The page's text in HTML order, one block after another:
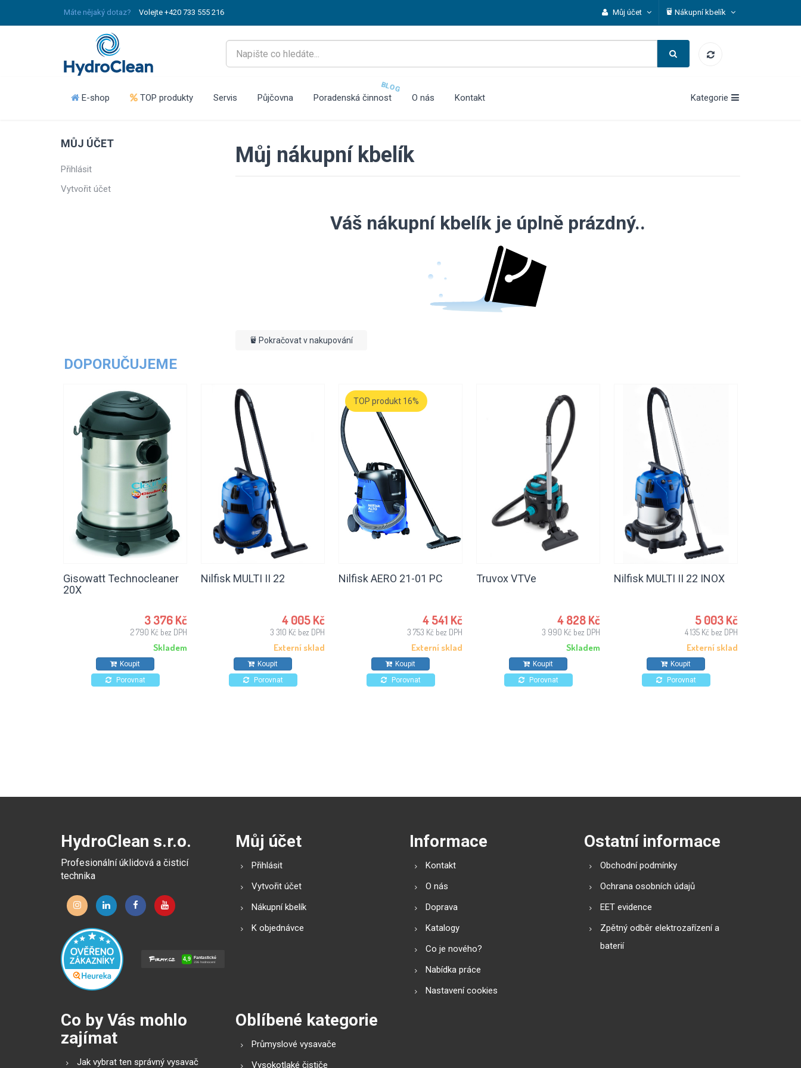
Máte nějaký dotaz? Volejte +420 733 555 216 Můj účet Nákupní kbelík
E-shop TOP produkty Servis Půjčovna Poradenská činnost
BLOG
O nás Kontakt Kategorie
MŮJ ÚČET
Přihlásit
Vytvořit účet
Můj nákupní kbelík
Váš nákupní kbelík je úplně prázdný..
Pokračovat v nakupování
DOPORUČUJEME
Gisowatt Technocleaner
20X
3 376 Kč
2 790 Kč bez DPH
Skladem
Koupit
Porovnat
Nilfisk MULTI II 22
4 005 Kč
3 310 Kč bez DPH
Externí sklad
Koupit
Porovnat
TOP produkt 16%
Nilfisk AERO 21-01 PC
4 541 Kč
3 753 Kč bez DPH
Externí sklad
Koupit
Porovnat
Truvox VTVe
4 828 Kč
3 990 Kč bez DPH
Skladem
Koupit
Porovnat
Nilfisk MULTI II 22 INOX
5 003 Kč
4 135 Kč bez DPH
Externí sklad
Koupit
Porovnat
HydroClean s.r.o.
Profesionální úklidová a čisticí
technika
Můj účet
Přihlásit
Vytvořit účet
Nákupní kbelík
K objednávce
Informace
Kontakt
O nás
Doprava
Katalogy
Co je nového?
Nabídka práce
Nastavení cookies
Ostatní informace
Obchodní podmínky
Ochrana osobních údajů
EET evidence
Zpětný odběr elektrozařízení a
baterií
Co by Vás mohlo
zajímat
Jak vybrat ten správný vysavač
Oblíbené kategorie
Průmyslové vysavače
Vysokotlaké čističe